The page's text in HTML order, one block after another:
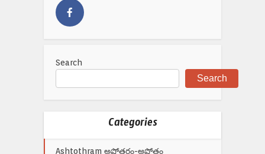
Search
Search
Categories
Ashtothram అష్టోత్తరం-అష్టోత్రం